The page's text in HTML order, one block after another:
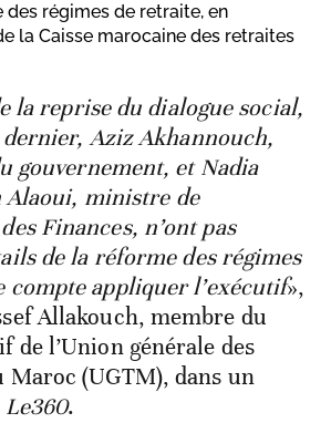
régimes de retraite, en
la Caisse marocaine des retraites
la reprise du dialogue social,
Aziz Akhannouch,
gouvernement, et Nadia
Alaoui, ministre de
Finances, n’ont pas
de la réforme des régimes
compte appliquer l’exécutif»,
Allakouch, membre du
de l’Union générale des
(UGTM), dans un
Le360.